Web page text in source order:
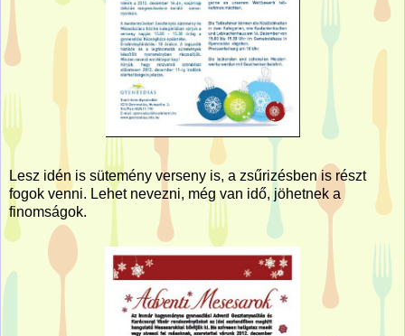
Lesz idén is sütemény verseny is, a zsűrizésben is részt
fogok venni. Lehet nevezni, még van idő, jöhetnek a
finomságok.